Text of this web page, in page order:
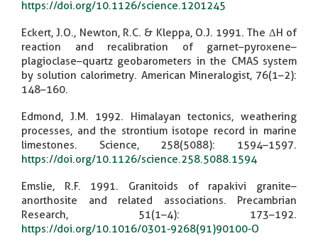
https://doi.org/10.1126/science.1201245
Eckert, J.O., Newton, R.C. & Kleppa, O.J. 1991. The ΔH of
reaction and recalibration of garnet–pyroxene–
plagioclase–quartz geobarometers in the CMAS system
by solution calorimetry. American Mineralogist, 76(1–2):
148–160.
Edmond, J.M. 1992. Himalayan tectonics, weathering
processes, and the strontium isotope record in marine
limestones. Science, 258(5088): 1594–1597.
https://doi.org/10.1126/science.258.5088.1594
Emslie, R.F. 1991. Granitoids of rapakivi granite–
anorthosite and related associations. Precambrian
Research, 51(1–4): 173–192.
https://doi.org/10.1016/0301-9268(91)90100-O